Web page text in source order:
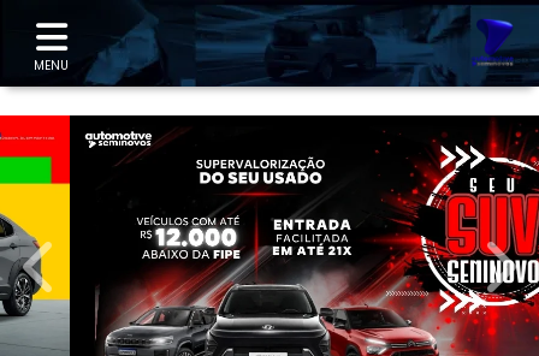
MENU
templates.template-